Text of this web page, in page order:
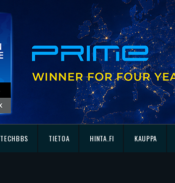
TECHBBS TIETOA HINTA.FI KAUPPA